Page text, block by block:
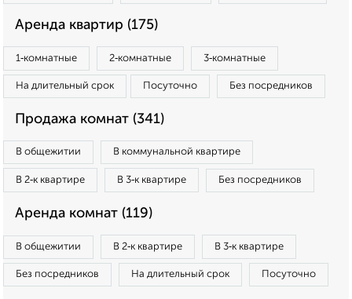
Аренда квартир (175)
1‑комнатные 2‑комнатные 3‑комнатные
На длительный срок Посуточно Без посредников
Продажа комнат (341)
В общежитии В коммунальной квартире
В 2‑к квартире В 3‑к квартире Без посредников
Аренда комнат (119)
В общежитии В 2‑к квартире В 3‑к квартире
Без посредников На длительный срок Посуточно